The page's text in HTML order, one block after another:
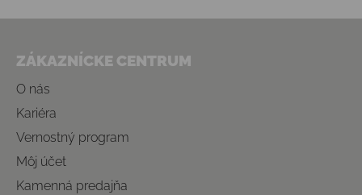
ZÁKAZNÍCKE CENTRUM
O nás
Kariéra
Vernostný program
Môj účet
Kamenná predajňa